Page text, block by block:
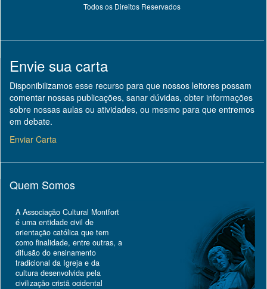
Todos os Direitos Reservados
Envie sua carta
Disponibilizamos esse recurso para que nossos leitores possam
comentar nossas publicações, sanar dúvidas, obter informações
sobre nossas aulas ou atividades, ou mesmo para que entremos
em debate.
Enviar Carta
Quem Somos
A Associação Cultural Montfort
é uma entidade civil de
orientação católica que tem
como finalidade, entre outras, a
difusão do ensinamento
tradicional da Igreja e da
cultura desenvolvida pela
civilização cristã ocidental